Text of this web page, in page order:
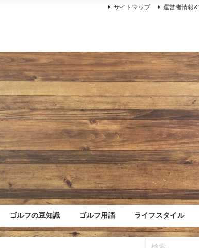
サイトマップ 運営者情報
ゴルフの豆知識 ゴルフ用語 ライフスタイル